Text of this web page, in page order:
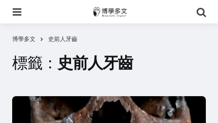
尋
博學多文 史前人牙齒
標籤： 史前人牙齒